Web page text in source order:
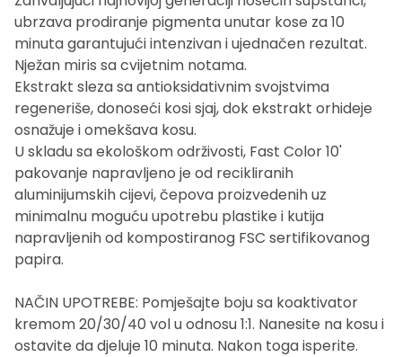
ubrzava prodiranje pigmenta unutar kose za 10
minuta garantujući intenzivan i ujednačen rezultat.
Nježan miris sa cvijetnim notama.
Ekstrakt sleza sa antioksidativnim svojstvima
regeneriše, donoseći kosi sjaj, dok ekstrakt orhideje
osnažuje i omekšava kosu.
U skladu sa ekološkom održivosti, Fast Color 10'
pakovanje napravljeno je od recikliranih
aluminijumskih cijevi, čepova proizvedenih uz
minimalnu moguću upotrebu plastike i kutija
napravljenih od kompostiranog FSC sertifikovanog
papira.
NAČIN UPOTREBE: Pomješajte boju sa koaktivator
kremom 20/30/40 vol u odnosu 1:1. Nanesite na kosu i
ostavite da djeluje 10 minuta. Nakon toga isperite.